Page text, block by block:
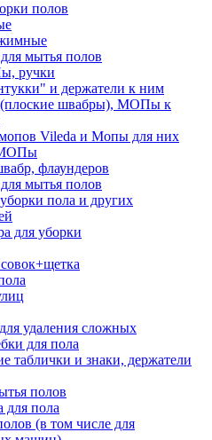
полов
мытья полов
ручки
и держатели к ним
швабры), МОПы к
Vileda и Мопы для них
флаундеров
мытья полов
пола и других
для уборки
удаления сложных
для пола
таблички и знаки, держатели
полов
для пола
(в том числе для